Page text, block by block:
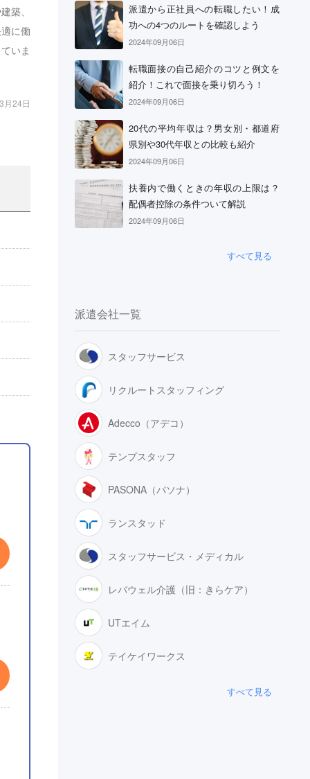
築、
に働
いま
月24日
派遣から正社員への転職したい！成
功への4つのルートを確認しよう
2024年09月06日
転職面接の自己紹介のコツと例文を
紹介！これで面接を乗り切ろう！
2024年09月06日
20代の平均年収は？男女別・都道府
県別や30代年収との比較も紹介
2024年09月06日
扶養内で働くときの年収の上限は？
配偶者控除の条件ついて解説
2024年09月06日
すべて見る
派遣会社一覧
スタッフサービス
リクルートスタッフィング
Adecco（アデコ）
テンプスタッフ
PASONA（パソナ）
ランスタッド
スタッフサービス・メディカル
レバウェル介護（旧：きらケア）
UTエイム
テイケイワークス
すべて見る